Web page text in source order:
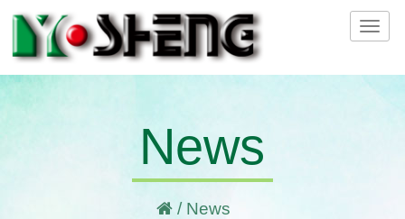
News
/ News